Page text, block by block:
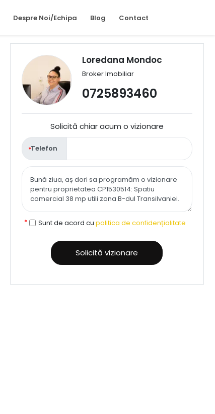
Despre Noi/Echipa Blog Contact
Loredana Mondoc
Broker Imobiliar
0725893460
Solicită chiar acum o vizionare
Telefon
Sunt de acord cu politica de confidențialitate
Solicită vizionare